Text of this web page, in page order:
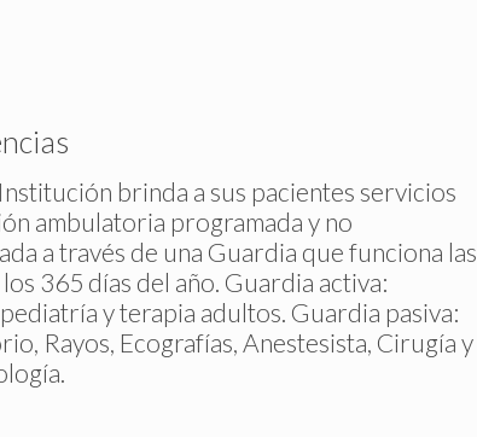
brinda a sus pacientes servicios
ambulatoria programada y no
a través de una Guardia que funciona las
365 días del año. Guardia activa:
y terapia adultos. Guardia pasiva:
Rayos, Ecografías, Anestesista, Cirugía y